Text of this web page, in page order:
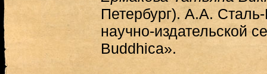
Петербург). А.А.
научно-издательской
Buddhica».